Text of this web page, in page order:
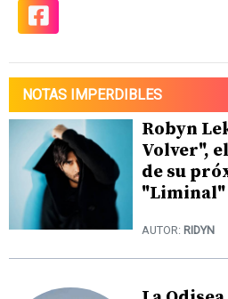
NOTAS IMPERDIBLES
Robyn
Volver",
de su
"Liminal"
AUTOR: RIDYN